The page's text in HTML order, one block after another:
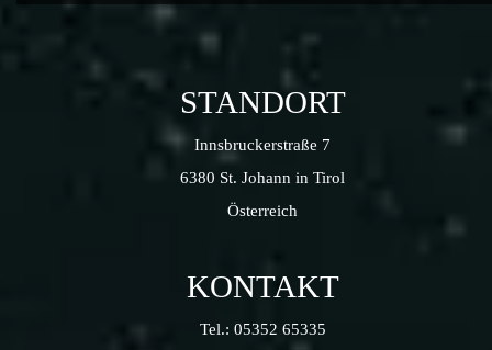
STANDORT
Innsbruckerstraße 7
6380 St. Johann in Tirol
Österreich
KONTAKT
Tel.: 05352 65335